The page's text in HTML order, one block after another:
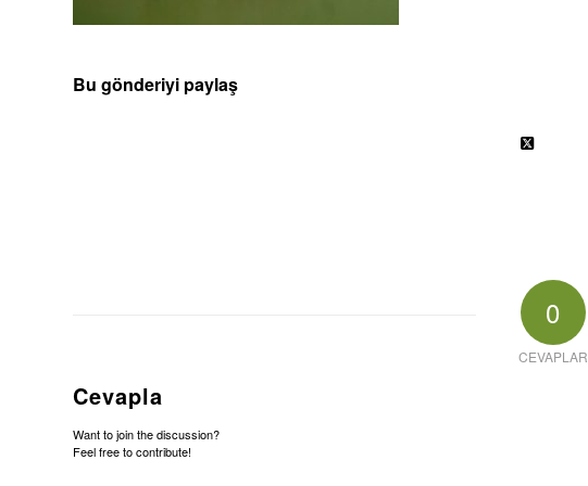
Bu gönderiyi paylaş
0
CEVAPLAR
Cevapla
Want to join the discussion?
Feel free to contribute!